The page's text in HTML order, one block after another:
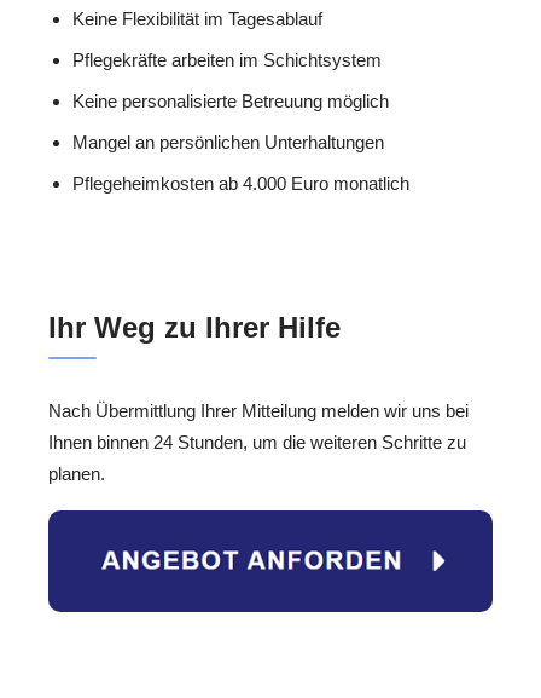
Keine Flexibilität im Tagesablauf
Pflegekräfte arbeiten im Schichtsystem
Keine personalisierte Betreuung möglich
Mangel an persönlichen Unterhaltungen
Pflegeheimkosten ab 4.000 Euro monatlich
Ihr Weg zu Ihrer Hilfe
Nach Übermittlung Ihrer Mitteilung melden wir uns bei
Ihnen binnen 24 Stunden, um die weiteren Schritte zu
planen.